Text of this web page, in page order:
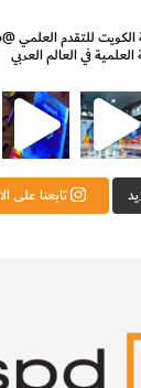
للتقدم العلمي@kfasinfo
في العالم العربي
نتعلّم
ما كنّا بعيد!
تابعنا على